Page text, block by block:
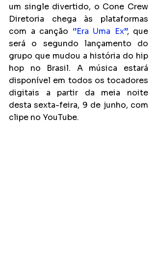
um single divertido, o Cone Crew
Diretoria chega às plataformas
com a canção ‘’Era Uma Ex’’, que
será o segundo lançamento do
grupo que mudou a história do hip
hop no Brasil. A música estará
disponível em todos os tocadores
digitais a partir da meia noite
desta sexta-feira, 9 de junho, com
clipe no YouTube.